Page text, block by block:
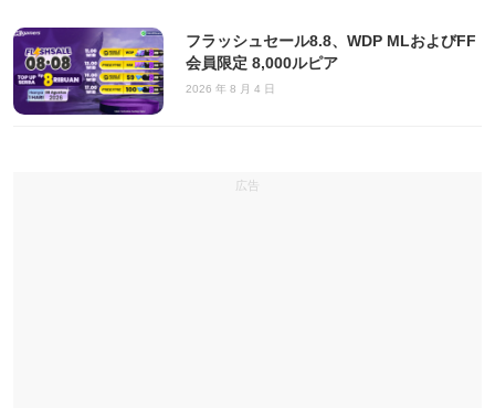
フラッシュセール8.8、WDP MLおよびFF
会員限定 8,000ルピア
2026 年 8 月 4 日
広告